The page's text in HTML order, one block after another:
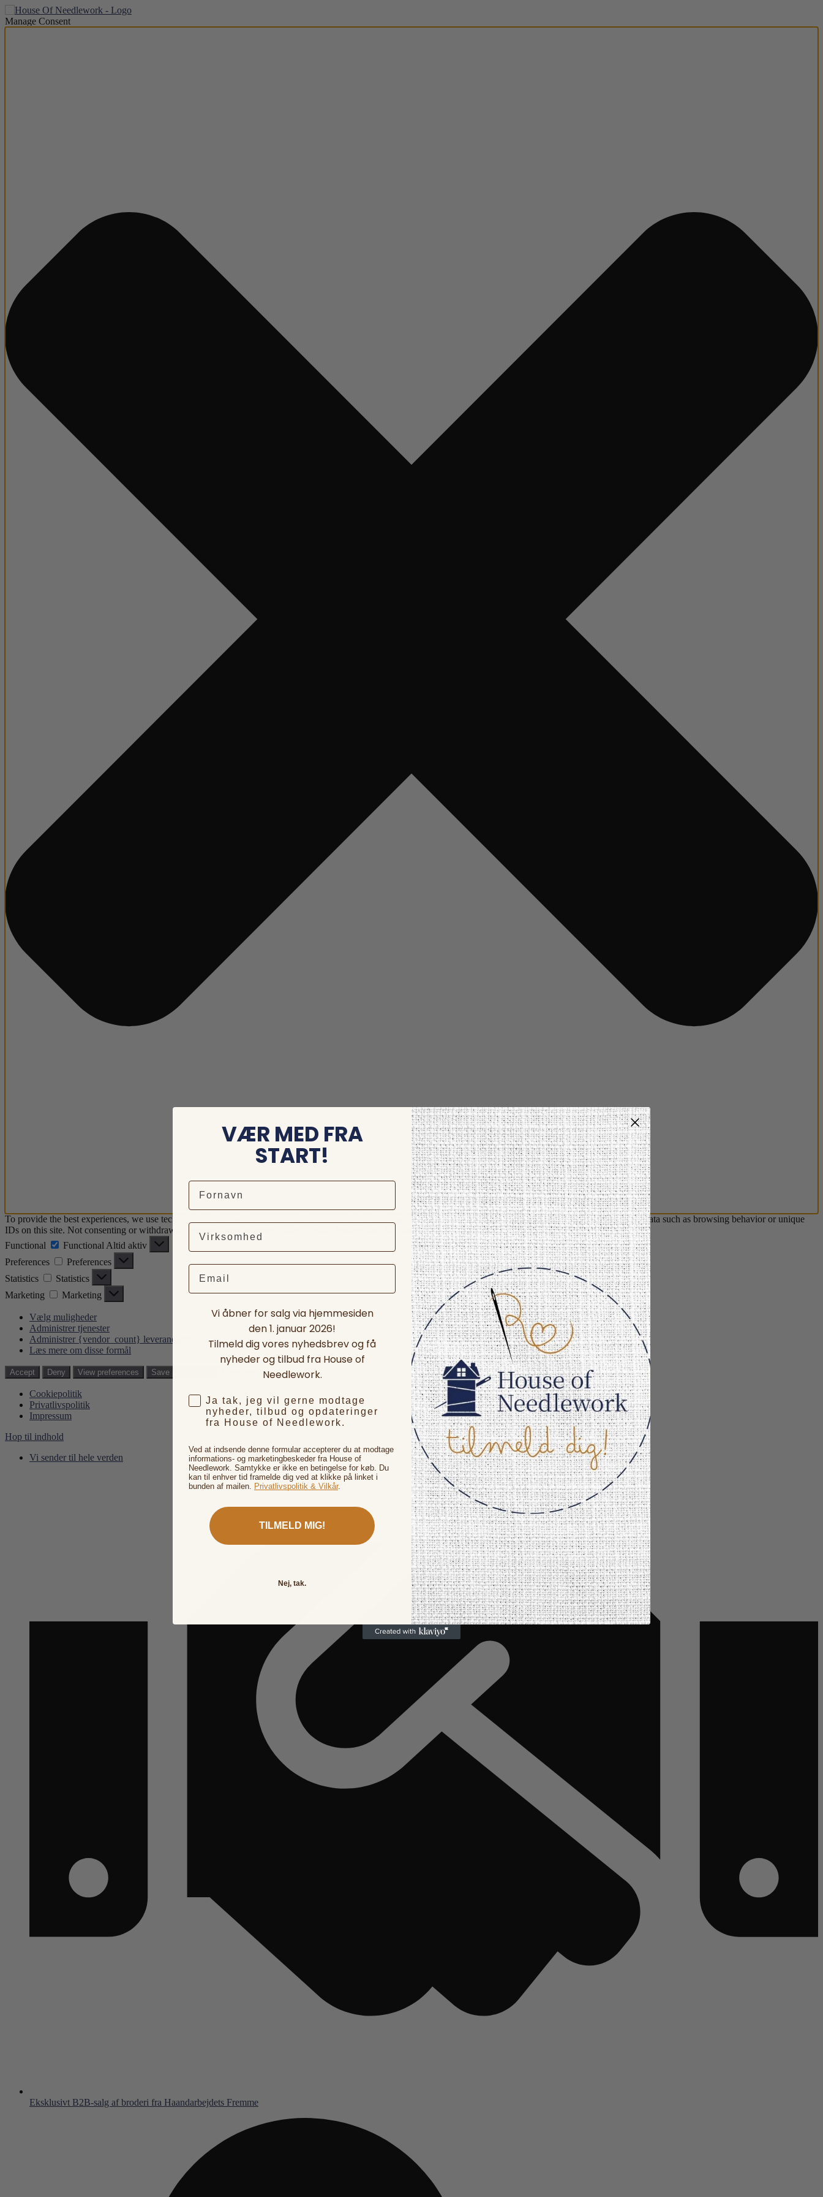
Manage Consent
To provide the best experiences, we use technologies like cookies to store and/or access device information. Consenting to these technologies will allow us to process data such as browsing behavior or unique
IDs on this site. Not consenting or withdrawing consent, may adversely affect certain features and functions.
Functional
Functional Altid aktiv
Preferences
Preferences
Statistics
Statistics
Marketing
Marketing
Vælg muligheder
Administrer tjenester
Administrer {vendor_count} leverandører
Læs mere om disse formål
Accept Deny View preferences Save preferences View preferences
Cookiepolitik
Privatlivspolitik
Impressum
Hop til indhold
Vi sender til hele verden
Eksklusivt B2B-salg af broderi fra Haandarbejdets Fremme
VÆR MED FRA
START!
Email
Vi åbner for salg via hjemmesiden
den 1. januar 2026!
Tilmeld dig vores nyhedsbrev og få
nyheder og tilbud fra House of
Needlework.
Ja tak, jeg vil gerne modtage
nyheder, tilbud og opdateringer
fra House of Needlework.
Ved at indsende denne formular accepterer du at modtage
informations- og marketingbeskeder fra House of
Needlework. Samtykke er ikke en betingelse for køb. Du
kan til enhver tid framelde dig ved at klikke på linket i
bunden af mailen. Privatlivspolitik & Vilkår.
TILMELD MIG!
Nej, tak.